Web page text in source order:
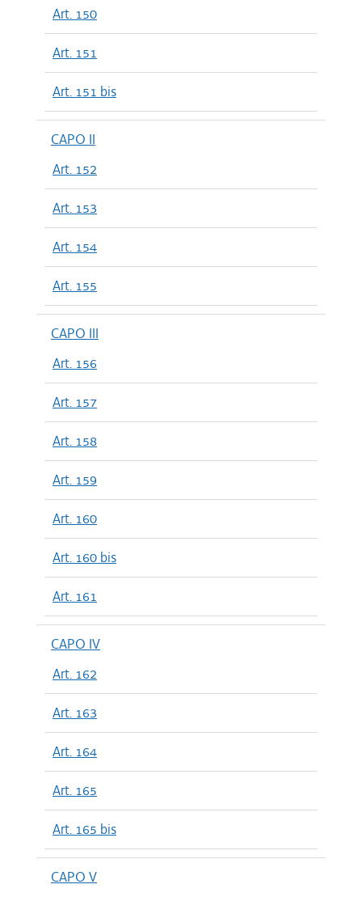
Art. 150
Art. 151
Art. 151 bis
CAPO II
Art. 152
Art. 153
Art. 154
Art. 155
CAPO III
Art. 156
Art. 157
Art. 158
Art. 159
Art. 160
Art. 160 bis
Art. 161
CAPO IV
Art. 162
Art. 163
Art. 164
Art. 165
Art. 165 bis
CAPO V